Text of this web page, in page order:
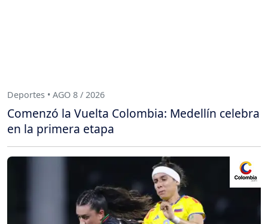
Deportes • AGO 8 / 2026
Comenzó la Vuelta Colombia: Medellín celebra
en la primera etapa